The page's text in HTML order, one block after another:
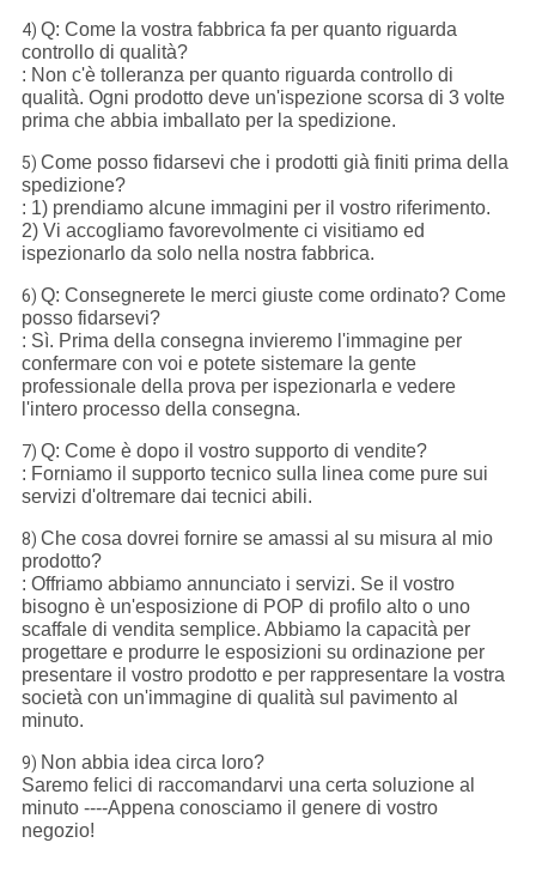
4) Q: Come la vostra fabbrica fa per quanto riguarda
controllo di qualità?
: Non c'è tolleranza per quanto riguarda controllo di
qualità. Ogni prodotto deve un'ispezione scorsa di 3 volte
prima che abbia imballato per la spedizione.
5) Come posso fidarsevi che i prodotti già finiti prima della
spedizione?
: 1) prendiamo alcune immagini per il vostro riferimento.
2) Vi accogliamo favorevolmente ci visitiamo ed
ispezionarlo da solo nella nostra fabbrica.
6) Q: Consegnerete le merci giuste come ordinato? Come
posso fidarsevi?
: Sì. Prima della consegna invieremo l'immagine per
confermare con voi e potete sistemare la gente
professionale della prova per ispezionarla e vedere
l'intero processo della consegna.
7) Q: Come è dopo il vostro supporto di vendite?
: Forniamo il supporto tecnico sulla linea come pure sui
servizi d'oltremare dai tecnici abili.
8) Che cosa dovrei fornire se amassi al su misura al mio
prodotto?
: Offriamo abbiamo annunciato i servizi. Se il vostro
bisogno è un'esposizione di POP di profilo alto o uno
scaffale di vendita semplice. Abbiamo la capacità per
progettare e produrre le esposizioni su ordinazione per
presentare il vostro prodotto e per rappresentare la vostra
società con un'immagine di qualità sul pavimento al
minuto.
9) Non abbia idea circa loro?
Saremo felici di raccomandarvi una certa soluzione al
minuto ----Appena conosciamo il genere di vostro
negozio!